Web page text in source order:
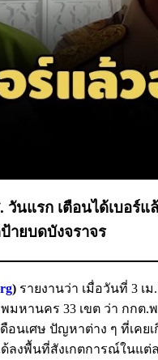
นแรก​ เตือนได้เบอร์แ
ายบดบังจราจร​
) รายงานว่า เมื่อวันที่ 3 เ
หานคร 33 เขต​ ว่า​ กกต.
นเศษ​ ปัญหาต่าง ๆ ที่เคย
ลงพื้นที่สังเกตการณ์​ในแ